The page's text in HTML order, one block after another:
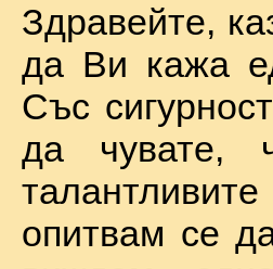
Здравейте,
да Ви кажа
Със
да чувате,
опитвам се